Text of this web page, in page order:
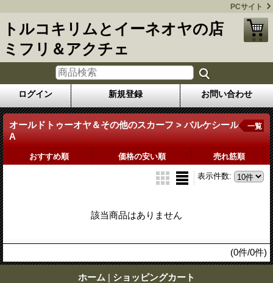
PCサイト
トルコキリムとイーネオヤの店
ミフリ＆アクチェ
ログイン 新規登録 お問い合わせ
オールドトゥーオヤ＆その他のスカーフ > バルケシール
A
一覧
おすすめ順 価格の安い順 売れ筋順
表示件数:
該当商品はありません
(0件/0件)
ホーム | ショッピングカート